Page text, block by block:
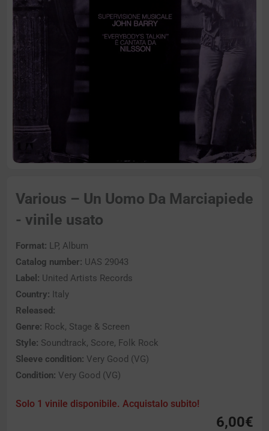
Various – Un Uomo Da Marciapiede
- vinile usato
Format: LP, Album
Catalog number: UAS 29043
Label: United Artists Records
Country: Italy
Released:
Genre: Rock, Stage & Screen
Style: Soundtrack, Score, Folk Rock
Sleeve condition: Very Good (VG)
Condition: Very Good (VG)
Solo 1 vinile disponibile. Acquistalo subito!
6,00€